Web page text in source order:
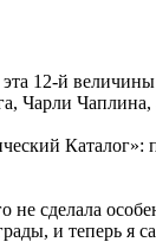
12-й
Чарли
Каталог»:
не сделала
и теперь я